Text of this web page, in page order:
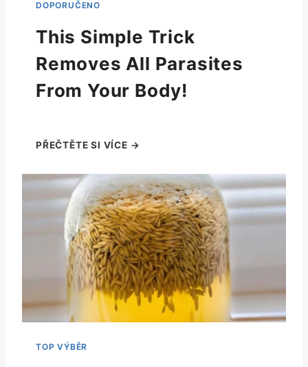
This Simple Trick
Removes All Parasites
From Your Body!